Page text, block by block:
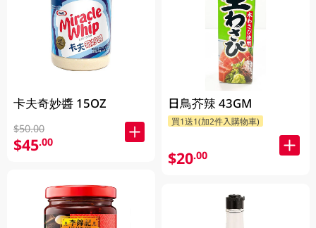
卡夫奇妙醬 15OZ
$50.00
$45.00
日鳥芥辣 43GM
買1送1(加2件入購物車)
$20.00